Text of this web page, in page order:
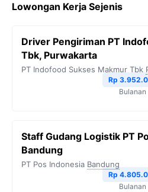
e
o
o
t
e
e
r
a
t
A
p
y
i
k
Lowongan Kerja Sejenis
Driver Pengiriman PT
Tbk, Purwakarta
PT Indofood Sukses Makmur Tbk
Rp
Bulanan
Staff Gudang Logistik PT
Bandung
PT Pos Indonesia Bandung
Rp
Bulanan